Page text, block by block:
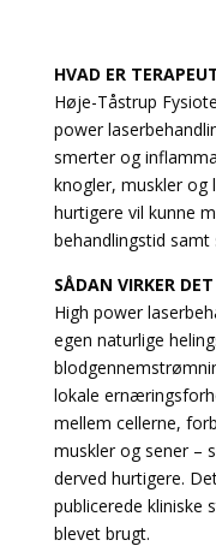
HVAD ER
Høje-Tåstrup
power
smerter og
knogler, muskler og
hurtigere vil kunne
behandlingstid
SÅDAN VIRKER DET
High power
egen naturlige
lokale
mellem cellerne,
muskler og sener –
derved hurtigere.
publicerede kliniske
blevet brugt.